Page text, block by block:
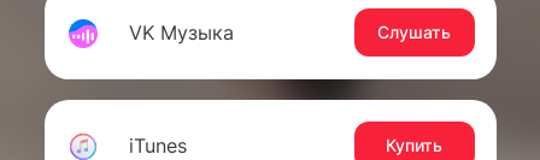
VK Музыка Слушать
iTunes Купить